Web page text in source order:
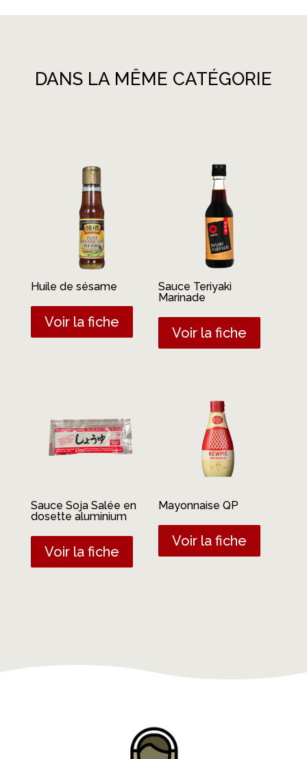
DANS LA MÊME CATÉGORIE
Huile de sésame
Voir la fiche
Sauce Teriyaki
Marinade
Voir la fiche
Sauce Soja Salée en
dosette aluminium
Voir la fiche
Mayonnaise QP
Voir la fiche